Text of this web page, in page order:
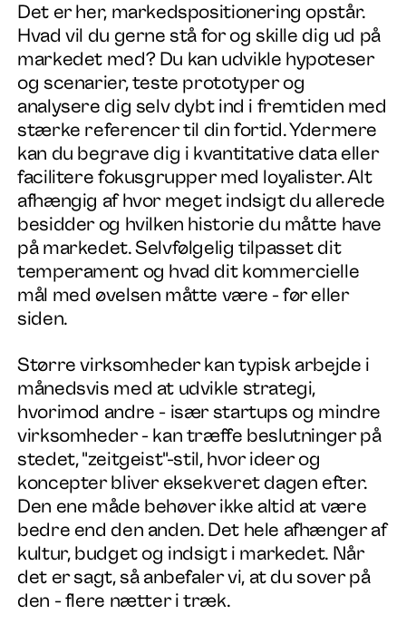
Det er her, markedspositionering opstår.
Hvad vil du gerne stå for og skille dig ud på
markedet med? Du kan udvikle hypoteser
og scenarier, teste prototyper og
analysere dig selv dybt ind i fremtiden med
stærke referencer til din fortid. Ydermere
kan du begrave dig i kvantitative data eller
facilitere fokusgrupper med loyalister. Alt
afhængig af hvor meget indsigt du allerede
besidder og hvilken historie du måtte have
på markedet. Selvfølgelig tilpasset dit
temperament og hvad dit kommercielle
mål med øvelsen måtte være - før eller
siden.
Større virksomheder kan typisk arbejde i
månedsvis med at udvikle strategi,
hvorimod andre - især startups og mindre
virksomheder - kan træffe beslutninger på
stedet, "zeitgeist"-stil, hvor ideer og
koncepter bliver eksekveret dagen efter.
Den ene måde behøver ikke altid at være
bedre end den anden. Det hele afhænger af
kultur, budget og indsigt i markedet. Når
det er sagt, så anbefaler vi, at du sover på
den - flere nætter i træk.